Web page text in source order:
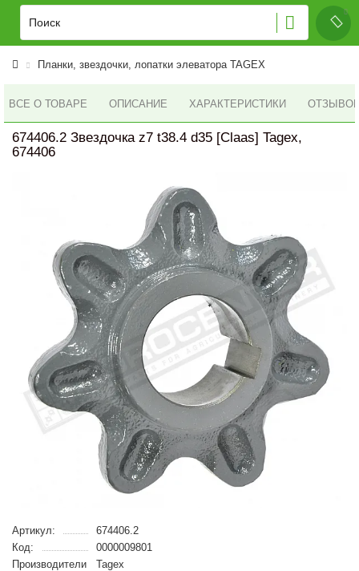
Планки, звездочки, лопатки элеватора TAGEX
ВСЕ О ТОВАРЕ ОПИСАНИЕ ХАРАКТЕРИСТИКИ ОТЗЫВОВ
674406.2 Звездочка z7 t38.4 d35 [Claas] Tagex,
674406
Артикул:
674406.2
Код:
0000009801
Производители
Tagex